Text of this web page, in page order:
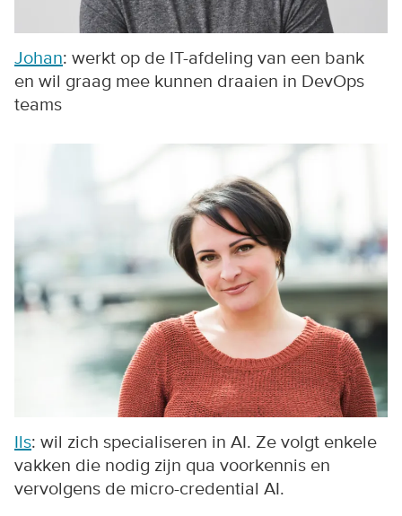
Johan: werkt op de IT-afdeling van een bank
en wil graag mee kunnen draaien in DevOps
teams
Ils: wil zich specialiseren in AI. Ze volgt enkele
vakken die nodig zijn qua voorkennis en
vervolgens de micro-credential AI.